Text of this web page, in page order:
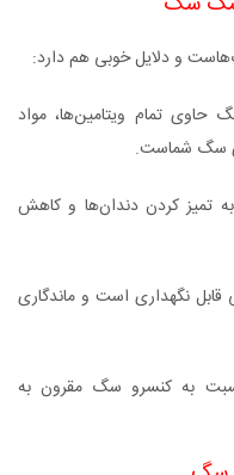
و دلایل خوبی هم دارد:
تمام ویتامین‌ها، مواد
سگ شماست.
تمیز کردن دندان‌ها و کاهش
نگهداری است و ماندگاری
به کنسرو سگ مقرون‌ به‌